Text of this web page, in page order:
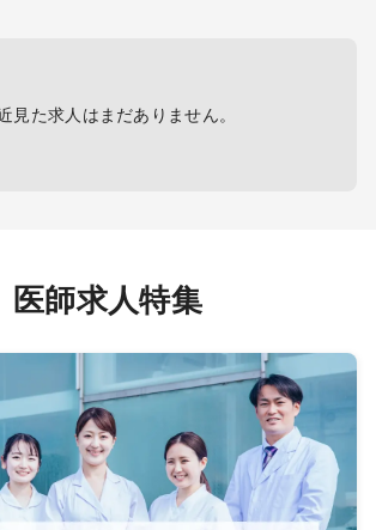
見た求人はまだありません。
医師求人特集